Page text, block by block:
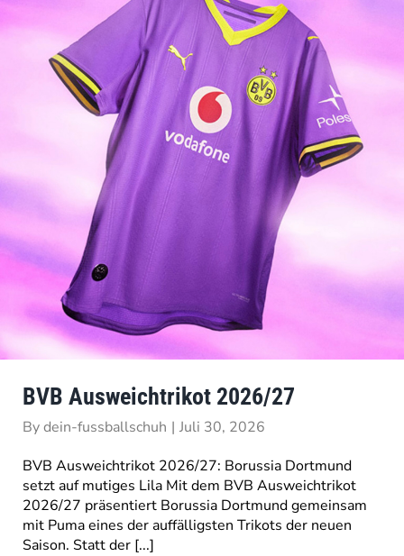
BVB Ausweichtrikot 2026/27
Bydein-fussballschuh | Juli 30, 2026
BVB Ausweichtrikot 2026/27: Borussia Dortmund
setzt auf mutiges Lila Mit dem BVB Ausweichtrikot
2026/27 präsentiert Borussia Dortmund gemeinsam
mit Puma eines der auffälligsten Trikots der neuen
Saison. Statt der [...]